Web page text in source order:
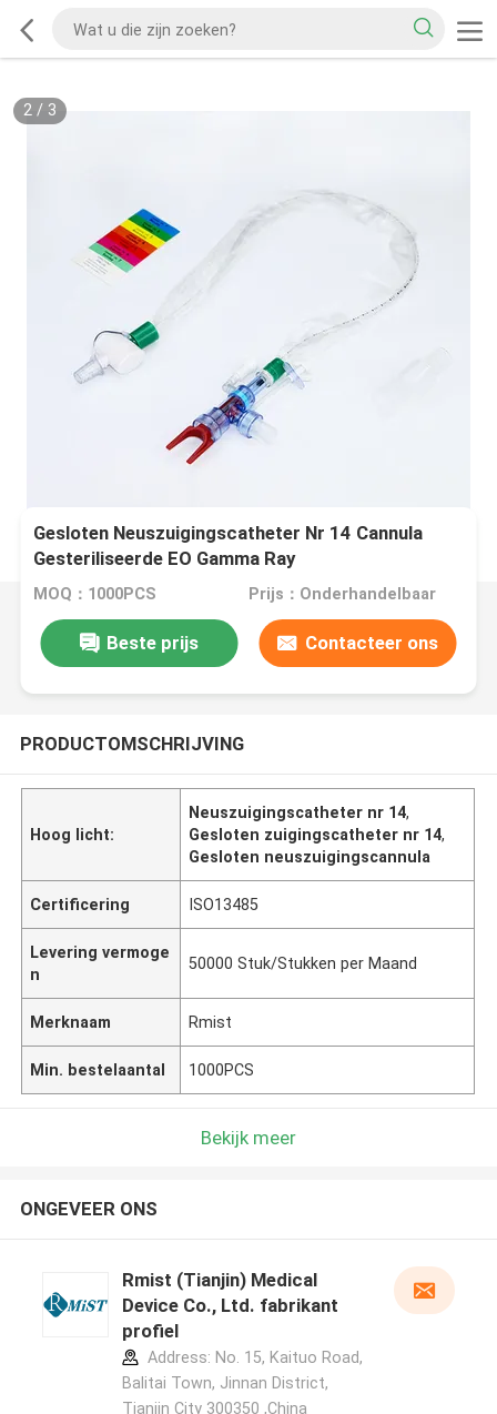
2/ 3
Gesloten Neuszuigingscatheter Nr 14 Cannula
Gesteriliseerde EO Gamma Ray
MOQ：1000PCS Prijs：Onderhandelbaar
Beste prijs Contacteer ons
PRODUCTOMSCHRIJVING
Hoog licht:
Neuszuigingscatheter nr 14,
Gesloten zuigingscatheter nr 14,
Gesloten neuszuigingscannula
Certificering ISO13485
Levering vermoge
n
50000 Stuk/Stukken per Maand
Merknaam Rmist
Min. bestelaantal 1000PCS
Bekijk meer
ONGEVEER ONS
Rmist (Tianjin) Medical
Device Co., Ltd. fabrikant
profiel
Address: No. 15, Kaituo Road,
Balitai Town, Jinnan District,
Tianjin City 300350 ,China